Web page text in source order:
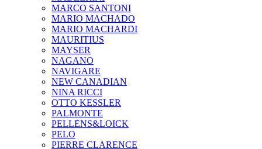
MARCO SANTONI
MARIO MACHADO
MARIO MACHARDI
MAURITIUS
MAYSER
NAGANO
NAVIGARE
NEW CANADIAN
NINA RICCI
OTTO KESSLER
PALMONTE
PELLENS&LOICK
PELO
PIERRE CLARENCE